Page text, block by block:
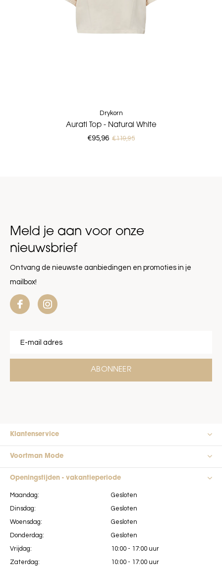
Drykorn
Aurati Top - Natural White
€95,96 €119,95
Meld je aan voor onze
nieuwsbrief
Ontvang de nieuwste aanbiedingen en promoties in je
mailbox!
ABONNEER
Klantenservice
Voortman Mode
Openingstijden - vakantieperiode
Maandag:
Dinsdag:
Woensdag:
Donderdag:
Vrijdag:
Zaterdag:
Gesloten
Gesloten
Gesloten
Gesloten
10:00 - 17:00 uur
10:00 - 17:00 uur